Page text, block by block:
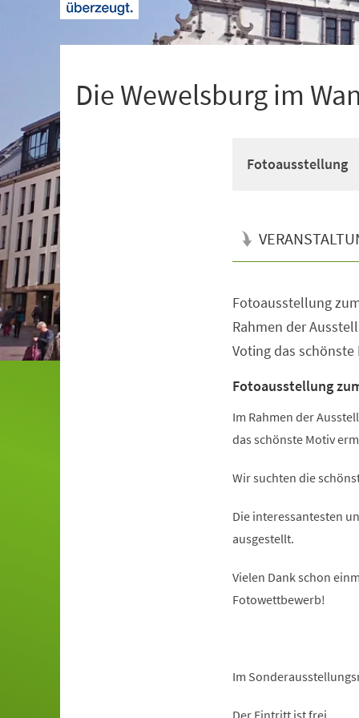
Die Wewelsburg im
Fotoausstellung
Fotoausstellung
Rahmen der
Voting das
Fotoausstellung
Im Rahmen der
das schönste Motiv
Wir suchten die
Die interessantesten
ausgestellt.
Vielen Dank schon
Fotowettbewerb!
Im
Der Eintritt ist frei